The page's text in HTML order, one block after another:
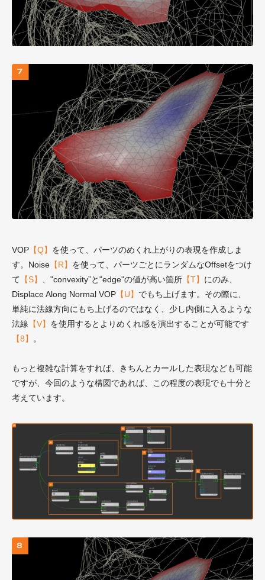
VOP 【Q】 を使って、パーツのめくれ上がりの表現を作成しま
す。Noise 【R】 を使って、パーツごとにランダムなOffsetをつけ
て 【S】 、"convexity”と"edge"の値が高い箇所 【T】 にのみ、
Displace Along Normal VOP 【U】 でもち上げます。その際に、
単純に法線方向にもち上げるのではなく、少し内側に入るような
法線 【V】 を使用するとよりめくれ感を演出することが可能です
【8】 。
もっと複雑な計算をすれば、きちんとカールした表現なども可能
ですが、今回のような構図であれば、この程度の表現でも十分と
考えています。